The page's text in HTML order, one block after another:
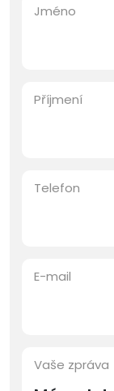
Jméno
Příjmení
Telefon
E-mail
Vaše zpráva